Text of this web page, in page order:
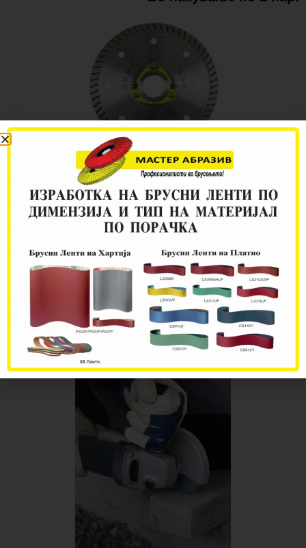
DT 900 FТ Дијамантски
дискови екстра појачани
*Во пакување по 1 пар.